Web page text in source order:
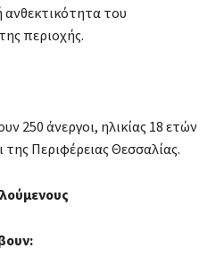
ανθεκτικότητα του
περιοχής.
250 άνεργοι, ηλικίας 18 ετών
της Περιφέρειας Θεσσαλίας.